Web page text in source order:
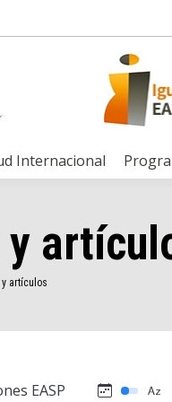
Internacional
artículos
EASP